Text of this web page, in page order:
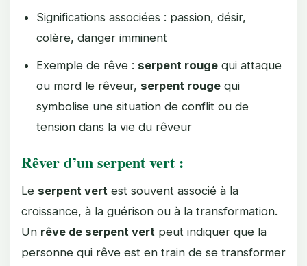
Significations associées : passion, désir,
colère, danger imminent
Exemple de rêve : serpent rouge qui attaque
ou mord le rêveur, serpent rouge qui
symbolise une situation de conflit ou de
tension dans la vie du rêveur
Rêver d’un serpent vert :
Le serpent vert est souvent associé à la
croissance, à la guérison ou à la transformation.
Un rêve de serpent vert peut indiquer que la
personne qui rêve est en train de se transformer